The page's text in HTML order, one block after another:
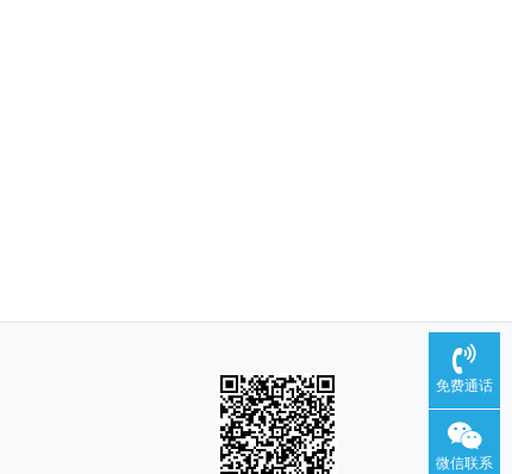
免费通话
微信联系